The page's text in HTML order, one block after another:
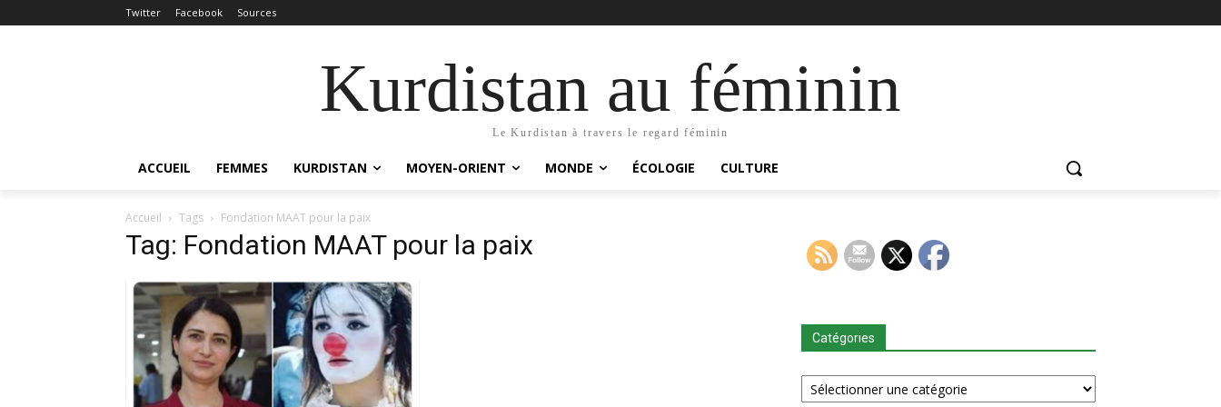
Twitter Facebook Sources
Kurdistan au féminin
Le Kurdistan à travers le regard féminin
ACCUEIL FEMMES KURDISTAN MOYEN-ORIENT MONDE ÉCOLOGIE CULTURE
Accueil Tags Fondation MAAT pour la paix
Tag: Fondation MAAT pour la paix
Catégories
Catégories